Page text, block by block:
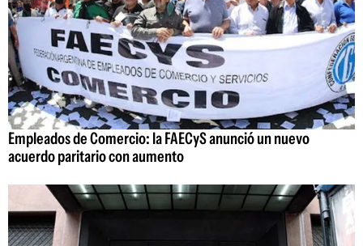
Empleados de Comercio: la FAECyS anunció un nuevo
acuerdo paritario con aumento